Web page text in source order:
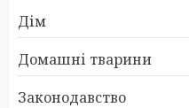
Дім
Домашні тварини
Законодавство